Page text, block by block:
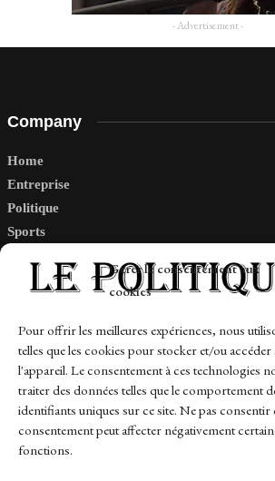
Gérer le consentement aux
cookies
Pour offrir les meilleures expériences, nous
telles que les cookies pour stocker et/ou
l'appareil. Le consentement à ces technologies
traiter des données telles que le comportement
identifiants uniques sur ce site. Ne pas
consentement peut affecter négativement
fonctions.
- Advertisement -
Company
Home
Entreprise
Politique
Sports
Links
Contact
Sitemap